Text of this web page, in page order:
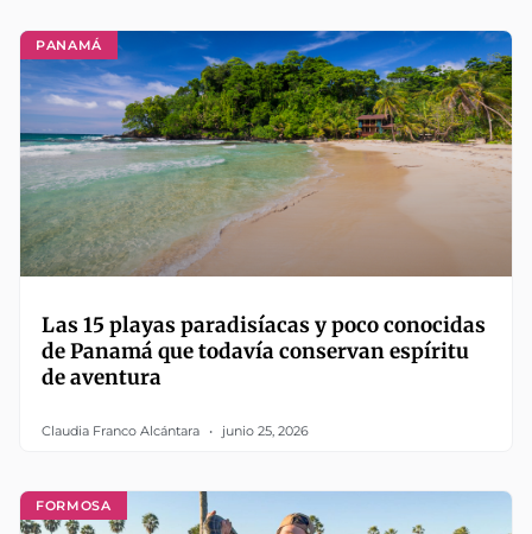
PANAMÁ
Las 15 playas paradisíacas y poco conocidas
de Panamá que todavía conservan espíritu
de aventura
Claudia Franco Alcántara junio 25, 2026
FORMOSA